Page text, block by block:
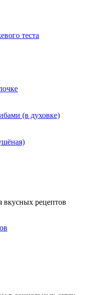
теста
(в духовке)
вкусных рецептов